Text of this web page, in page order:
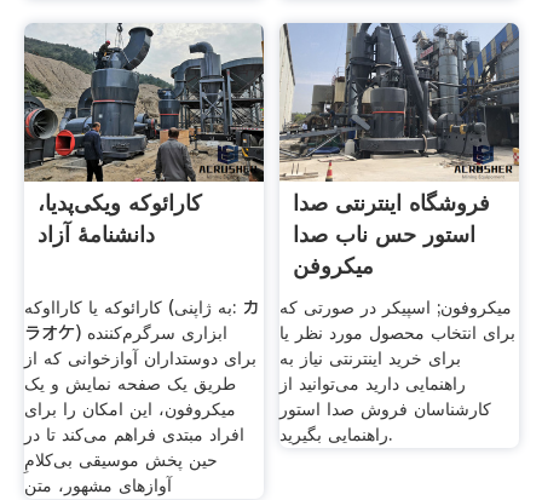
کارائوکه ویکی‌پدیا،
دانشنامهٔ آزاد
کارائوکه یا کارااوکه (به ژاپنی: カ
ラオケ) ابزاری سرگرم‌کننده
برای دوستداران آوازخوانی که از
طریق یک صفحه نمایش و یک
میکروفون، این امکان را برای
افراد مبتدی فراهم می‌کند تا در
حین پخش موسیقی بی‌کلامِ
آوازهای مشهور، متن
فروشگاه اینترنتی صدا
استور حس ناب صدا
میکروفن
میکروفون; اسپیکر در صورتی که
برای انتخاب محصول مورد نظر یا
برای خرید اینترنتی نیاز به
راهنمایی دارید می‌توانید از
کارشناسان فروش صدا استور
راهنمایی بگیرید.